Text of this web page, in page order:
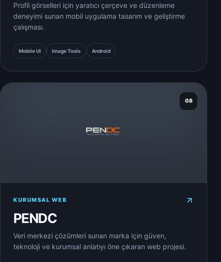
Profil görselleri için yaratıcı çerçeve ve düzenleme
deneyimi sunan mobil uygulama tasarım ve geliştirme
çalışması.
Mobile UI Image Tools Android
08
KURUMSAL WEB
PENDC
Veri merkezi çözümleri sunan marka için güven,
teknoloji ve kurumsal anlatıyı öne çıkaran web projesi.